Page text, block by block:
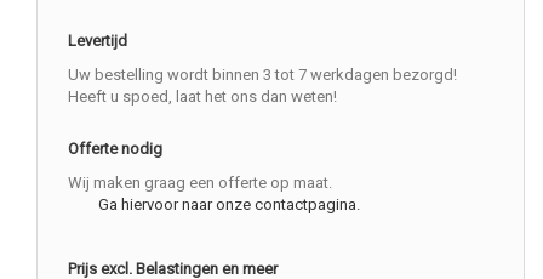
Levertijd
Uw bestelling wordt binnen 3 tot 7 werkdagen bezorgd!
Heeft u spoed, laat het ons dan weten!
Offerte nodig
Wij maken graag een offerte op maat.
Ga hiervoor naar onze contactpagina.
Prijs excl. Belastingen en meer